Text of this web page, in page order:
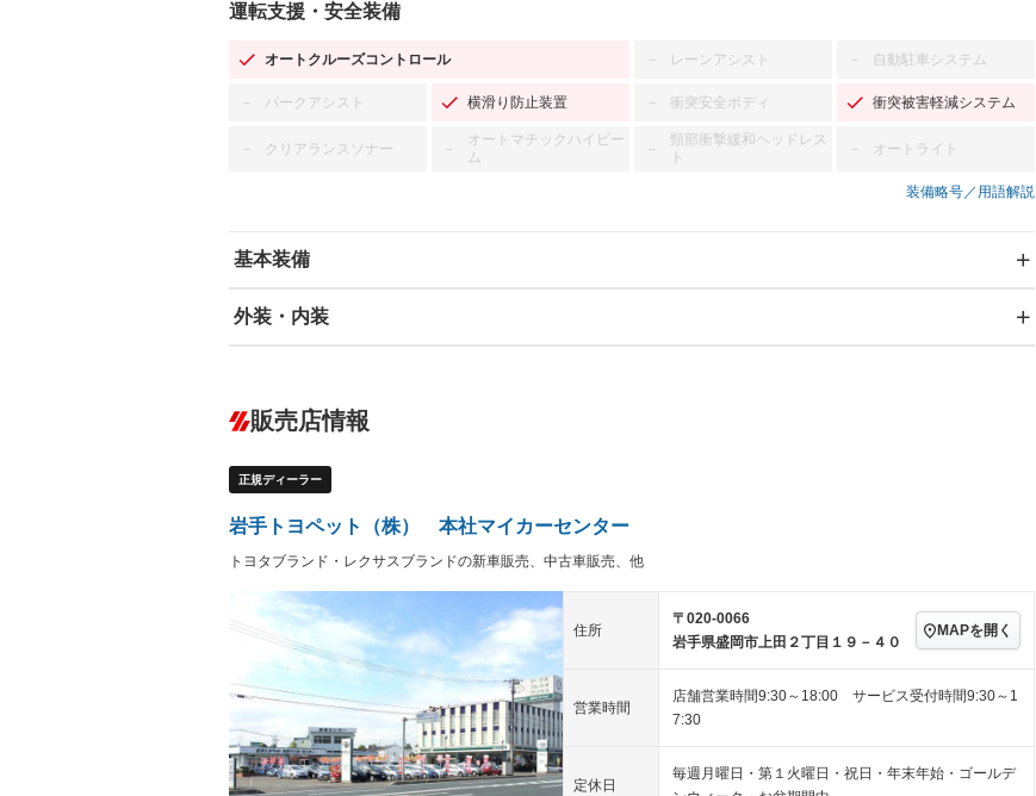
運転支援・安全装備
オートクルーズコントロール － レーンアシスト － 自動駐車システム
－ パークアシスト 横滑り防止装置 － 衝突安全ボディ 衝突被害軽減システム
－ クリアランスソナー －
オートマチックハイビー
ム
－
頸部衝撃緩和ヘッドレス
ト
－ オートライト
装備略号／用語解説
基本装備
エアバッグ：運転席/助手席/サイド
－ ダウンヒルアシストコントロール
－ Bluetooth接続
－ レンタカーアップ － 展示・試乗車
外装・内装
－ オーディオ
－
ヘッドライトウォッシャ
ー
LEDヘッドランプ － HID(キセノンライト)
ETC － エアロ
ランフラットタイヤ パワーシート
フルフラットシート － チップアップシート オットマン － 電動格納サードシート
－ シートヒーター ウォークスルー 後席モニター － 電動リアゲート
－ フロントカメラ － シートエアコン
－ ルーフレール － エアサスペンション
販売店情報
正規ディーラー
岩手トヨペット（株） 本社マイカーセンター
トヨタブランド・レクサスブランドの新車販売、中古車販売、他
住所
〒020-0066
岩手県盛岡市上田２丁目１９－４０
MAPを開く
営業時間
店舗営業時間9:30～18:00 サービス受付時間9:30～1
7:30
定休日
毎週月曜日・第１火曜日・祝日・年末年始・ゴールデ